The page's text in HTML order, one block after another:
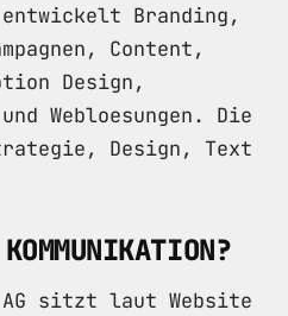
Branding,
Content,
Design,
Webloesungen. Die
Design, Text
sitzt laut Website